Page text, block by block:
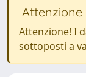
Attenzione
Attenzione! I
sottoposti a